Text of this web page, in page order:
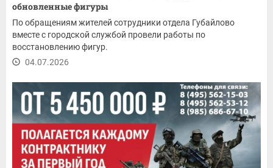
обновленные фигуры
По обращениям жителей сотрудники отдела Губайлово
вместе с городской службой провели работы по
восстановлению фигур.
04.07.2026